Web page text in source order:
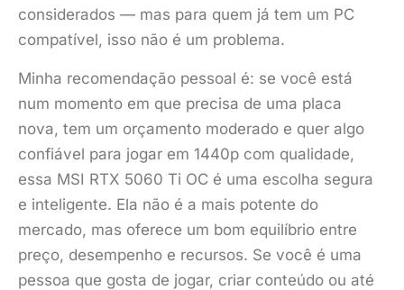
considerados — mas para quem já tem um PC
compatível, isso não é um problema.
Minha recomendação pessoal é: se você está
num momento em que precisa de uma placa
nova, tem um orçamento moderado e quer algo
confiável para jogar em 1440p com qualidade,
essa MSI RTX 5060 Ti OC é uma escolha segura
e inteligente. Ela não é a mais potente do
mercado, mas oferece um bom equilíbrio entre
preço, desempenho e recursos. Se você é uma
pessoa que gosta de jogar, criar conteúdo ou até